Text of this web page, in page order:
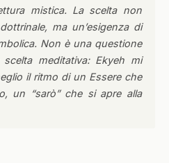
mistica. La scelta non
ma un’esigenza di
Non è una questione
meditativa: Ekyeh mi
il ritmo di un Essere che
un “sarò” che si apre alla